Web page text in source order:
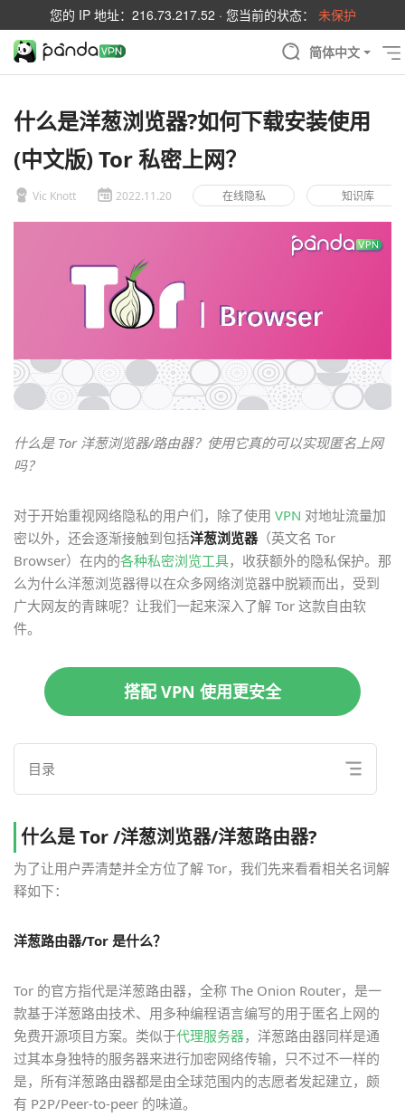
您的 IP 地址： 216.73.217.52 · 您当前的状态： 未保护
简体中文
什么是洋葱浏览器?如何下载安装使用
(中文版) Tor 私密上网？
Vic Knott 2022.11.20 在线隐私 知识库
什么是 Tor 洋葱浏览器/路由器？使用它真的可以实现匿名上网
吗？
对于开始重视网络隐私的用户们，除了使用 VPN 对地址流量加
密以外，还会逐渐接触到包括洋葱浏览器（英文名 Tor
Browser）在内的各种私密浏览工具，收获额外的隐私保护。那
么为什么洋葱浏览器得以在众多网络浏览器中脱颖而出，受到
广大网友的青睐呢？让我们一起来深入了解 Tor 这款自由软
件。
搭配 VPN 使用更安全
目录
什么是 Tor /洋葱浏览器/洋葱路由器?
为了让用户弄清楚并全方位了解 Tor，我们先来看看相关名词解
释如下：
洋葱路由器/Tor 是什么？
Tor 的官方指代是洋葱路由器，全称 The Onion Router，是一
款基于洋葱路由技术、用多种编程语言编写的用于匿名上网的
免费开源项目方案。类似于代理服务器，洋葱路由器同样是通
过其本身独特的服务器来进行加密网络传输，只不过不一样的
是，所有洋葱路由器都是由全球范围内的志愿者发起建立，颇
有 P2P/Peer-to-peer 的味道。